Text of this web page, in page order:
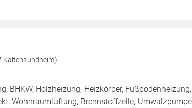
Kaltensundheim)
BHKW, Holzheizung, Heizkörper,
Wohnraumlüftung, Brennstoffzelle, Umwälzpumpe